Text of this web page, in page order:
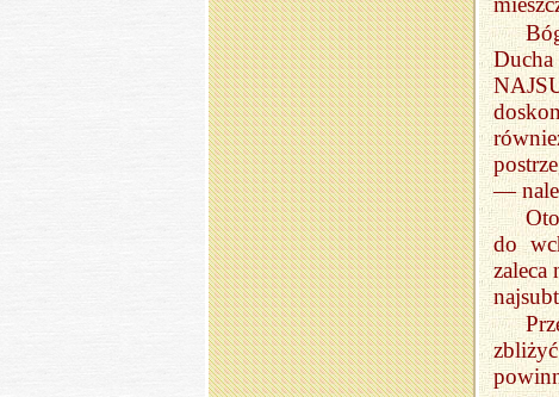
—
do
zaleca